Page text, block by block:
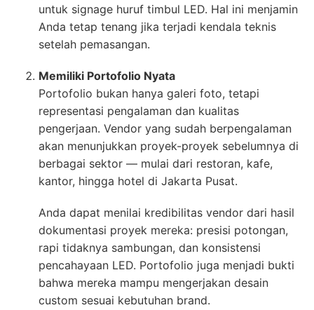
untuk signage huruf timbul LED. Hal ini menjamin
Anda tetap tenang jika terjadi kendala teknis
setelah pemasangan.
Memiliki Portofolio Nyata
Portofolio bukan hanya galeri foto, tetapi
representasi pengalaman dan kualitas
pengerjaan. Vendor yang sudah berpengalaman
akan menunjukkan proyek-proyek sebelumnya di
berbagai sektor — mulai dari restoran, kafe,
kantor, hingga hotel di Jakarta Pusat.
Anda dapat menilai kredibilitas vendor dari hasil
dokumentasi proyek mereka: presisi potongan,
rapi tidaknya sambungan, dan konsistensi
pencahayaan LED. Portofolio juga menjadi bukti
bahwa mereka mampu mengerjakan desain
custom sesuai kebutuhan brand.